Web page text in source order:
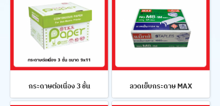
กระดาษต่อเนื่อง 3 ชั้น ลวดเย็บกระดาษ MAX